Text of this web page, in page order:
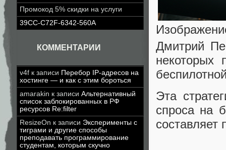
Промокод 5% скидки на услуги
39CC-C72F-6342-560A
КОММЕНТАРИИ
v4f к записи Перебор IP-адресов на
хостинге — и как с этим бороться
amarakin к записи Альтернативный
список заблокированных в РФ
ресурсов Re:filter
ResizeOn к записи Эксперименты с
тиграми и другие способы
преподавать программирование
студентам, которым скучно
Дмитрий
некоторых
Эта
спроса на
составляет